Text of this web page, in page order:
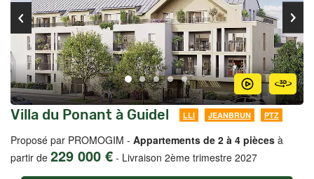
Villa du Ponant à Guidel LLI JEANBRUN PTZ
Proposé par PROMOGIM - Appartements de 2 à 4 pièces à
partir de 229 000 € - Livraison 2ème trimestre 2027